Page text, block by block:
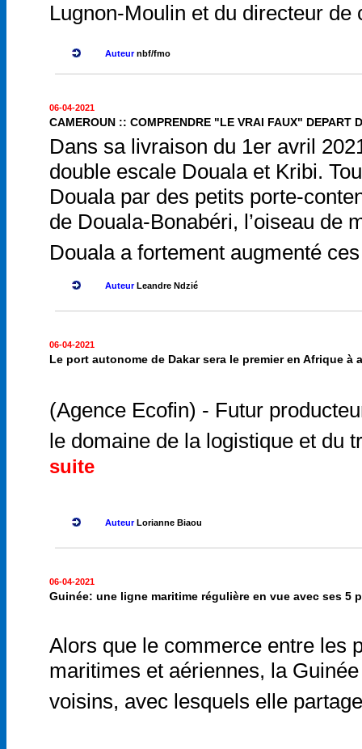
Lugnon-Moulin et du directeur
Auteurnbf/fmo
06-04-2021
CAMEROUN :: COMPRENDRE "LE VRAI FAUX" DEPART
Dans sa livraison du 1er avril
double escale Douala et Kribi.
Douala par des petits porte-
de Douala-Bonabéri, l’oiseau de
Douala a fortement augmenté
AuteurLeandre Ndzié
06-04-2021
Le port autonome de Dakar sera le premier en Afrique
(Agence Ecofin) - Futur
le domaine de la logistique et du
suite
AuteurLorianne Biaou
06-04-2021
Guinée: une ligne maritime régulière en vue avec ses 5
Alors que le commerce entre les
maritimes et aériennes, la
voisins, avec lesquels elle